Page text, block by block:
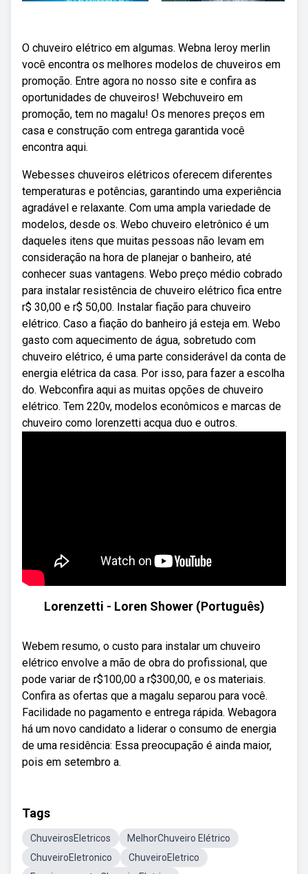
O chuveiro elétrico em algumas. Webna leroy merlin
você encontra os melhores modelos de chuveiros em
promoção. Entre agora no nosso site e confira as
oportunidades de chuveiros! Webchuveiro em
promoção, tem no magalu! Os menores preços em
casa e construção com entrega garantida você
encontra aqui.
Webesses chuveiros elétricos oferecem diferentes
temperaturas e potências, garantindo uma experiência
agradável e relaxante. Com uma ampla variedade de
modelos, desde os. Webo chuveiro eletrônico é um
daqueles itens que muitas pessoas não levam em
consideração na hora de planejar o banheiro, até
conhecer suas vantagens. Webo preço médio cobrado
para instalar resistência de chuveiro elétrico fica entre
r$ 30,00 e r$ 50,00. Instalar fiação para chuveiro
elétrico. Caso a fiação do banheiro já esteja em. Webo
gasto com aquecimento de água, sobretudo com
chuveiro elétrico, é uma parte considerável da conta de
energia elétrica da casa. Por isso, para fazer a escolha
do. Webconfira aqui as muitas opções de chuveiro
elétrico. Tem 220v, modelos econômicos e marcas de
chuveiro como lorenzetti acqua duo e outros.
Lorenzetti - Loren Shower (Português)
Webem resumo, o custo para instalar um chuveiro
elétrico envolve a mão de obra do profissional, que
pode variar de r$100,00 a r$300,00, e os materiais.
Confira as ofertas que a magalu separou para você.
Facilidade no pagamento e entrega rápida. Webagora
há um novo candidato a liderar o consumo de energia
de uma residência: Essa preocupação é ainda maior,
pois em setembro a.
Tags
ChuveirosEletricos
MelhorChuveiro Elétrico
ChuveiroEletronico
ChuveiroEletrico